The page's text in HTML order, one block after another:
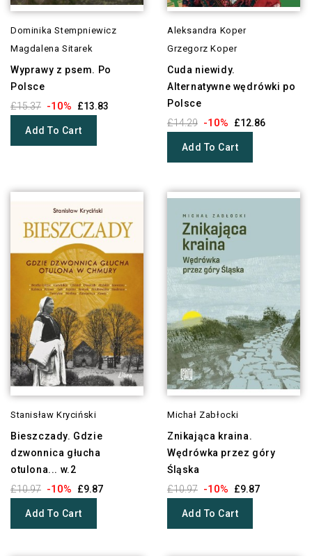
Dominika Stempniewicz
Magdalena Sitarek
Wyprawy z psem. Po
Polsce
£15.37 -10% £13.83
Add To Cart
Aleksandra Koper
Grzegorz Koper
Cuda niewidy.
Alternatywne wędrówki po
Polsce
£14.29 -10% £12.86
Add To Cart
Stanisław Kryciński
Bieszczady. Gdzie
dzwonnica głucha
otulona... w.2
£10.97 -10% £9.87
Add To Cart
Michał Zabłocki
Znikająca kraina.
Wędrówka przez góry
Śląska
£10.97 -10% £9.87
Add To Cart